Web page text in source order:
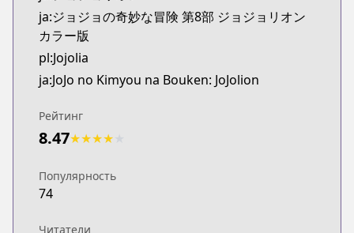
ja:ジョジョの奇妙な冒険 第8部 ジョジョリオン
カラー版
pl:Jojolia
ja:JoJo no Kimyou na Bouken: JoJolion
Рейтинг
8.47★★★★
Популярность
74
Читатели